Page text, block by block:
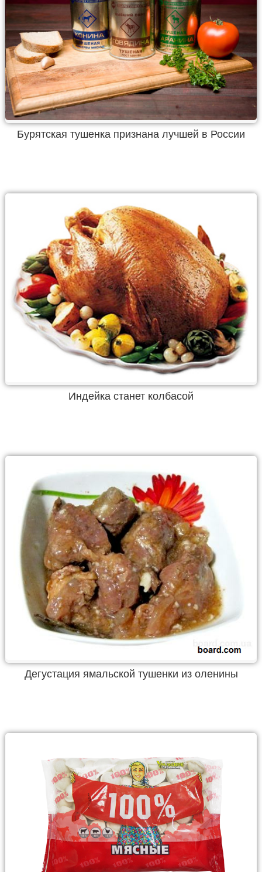
Бурятская тушенка признана лучшей в России
Индейка станет колбасой
Дегустация ямальской тушенки из оленины